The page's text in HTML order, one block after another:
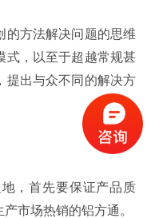
方法解决问题的思维
式，以至于超越常规甚
提出与众不同的解决方
，首先要保证产品质
市场热销的铝方通。